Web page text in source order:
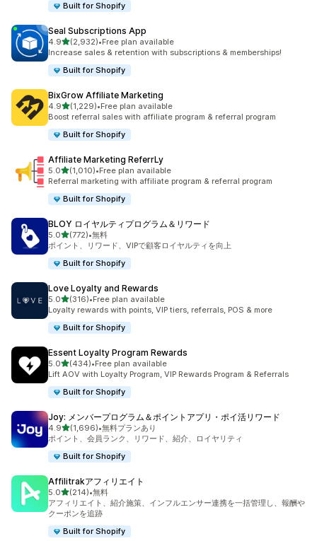
Built for Shopify
Seal Subscriptions App
4.95つ星中
(2,932)
合計レビュー数：2932件
•Free plan available
Increase sales & retention with subscriptions & memberships!
Built for Shopify
BixGrow Affiliate Marketing
4.95つ星中
(1,229)
合計レビュー数：1229件
•Free plan available
Boost referral sales with affiliate program & referral program
Built for Shopify
Affiliate Marketing ReferrLy
5.05つ星中
(1,010)
合計レビュー数：1010件
•Free plan available
Referral marketing with affiliate program & referral program
Built for Shopify
BLOY ロイヤルティプログラム＆リワード
5.05つ星中
(772)
合計レビュー数：772件
•無料
ポイント、リワード、VIPで顧客ロイヤルティを向上
Built for Shopify
Love Loyalty and Rewards
5.05つ星中
(316)
合計レビュー数：316件
•Free plan available
Loyalty rewards with points, VIP tiers, referrals, POS & more
Built for Shopify
Essent Loyalty Program Rewards
5.05つ星中
(434)
合計レビュー数：434件
•Free plan available
Lift AOV with Loyalty Program, VIP Rewards Program & Referrals
Built for Shopify
Joy: メンバープログラム＆ポイントアプリ・ポイ活リワード
4.95つ星中
(1,696)
合計レビュー数：1696件
•無料プランあり
ポイント、会員ランク、リワード、紹介、ロイヤリティ
Built for Shopify
Affilitrakアフィリエイト
5.05つ星中
(214)
合計レビュー数：214件
•無料
アフィリエイト、紹介施策、インフルエンサー連携を一括管理し、報酬や
クーポンを追跡
Built for Shopify